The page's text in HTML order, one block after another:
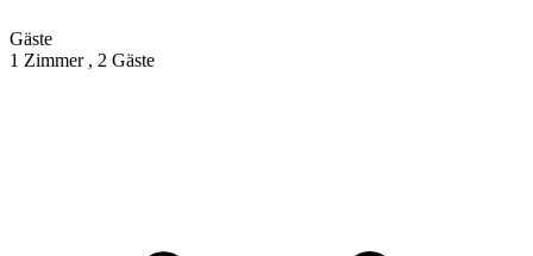
Gäste
1 Zimmer , 2 Gäste